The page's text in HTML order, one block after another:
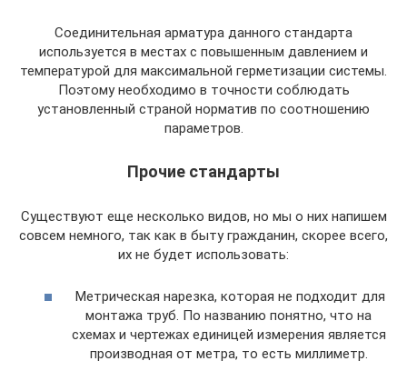
Соединительная арматура данного стандарта
используется в местах с повышенным давлением и
температурой для максимальной герметизации системы.
Поэтому необходимо в точности соблюдать
установленный страной норматив по соотношению
параметров.
Прочие стандарты
Существуют еще несколько видов, но мы о них напишем
совсем немного, так как в быту гражданин, скорее всего,
их не будет использовать:
Метрическая нарезка, которая не подходит для
монтажа труб. По названию понятно, что на
схемах и чертежах единицей измерения является
производная от метра, то есть миллиметр.